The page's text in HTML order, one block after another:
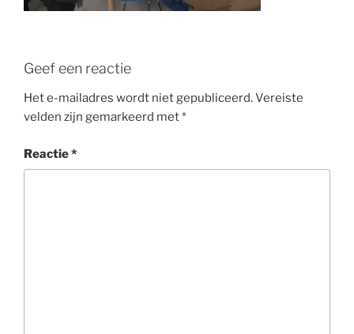
Geef een reactie
Het e-mailadres wordt niet gepubliceerd.Vereiste
velden zijn gemarkeerd met*
Reactie*